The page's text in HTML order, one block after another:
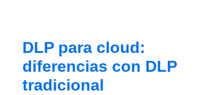
DLP para cloud:
diferencias con DLP
tradicional